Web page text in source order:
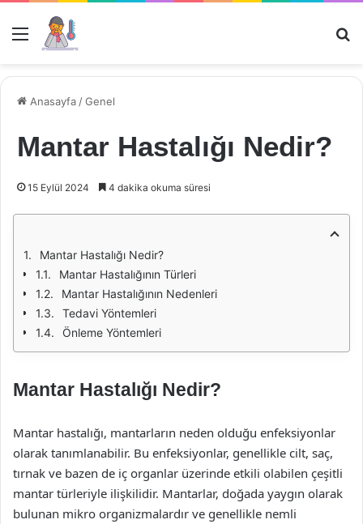
Menü
Anasayfa /Genel
Mantar Hastalığı Nedir?
15 Eylül 2024 4 dakika okuma süresi
Mantar Hastalığı Nedir?
Mantar Hastalığının Türleri
Mantar Hastalığının Nedenleri
Tedavi Yöntemleri
Önleme Yöntemleri
Mantar Hastalığı Nedir?
Mantar hastalığı, mantarların neden olduğu enfeksiyonlar
olarak tanımlanabilir. Bu enfeksiyonlar, genellikle cilt, saç,
tırnak ve bazen de iç organlar üzerinde etkili olabilen çeşitli
mantar türleriyle ilişkilidir. Mantarlar, doğada yaygın olarak
bulunan mikro organizmalardır ve genellikle nemli